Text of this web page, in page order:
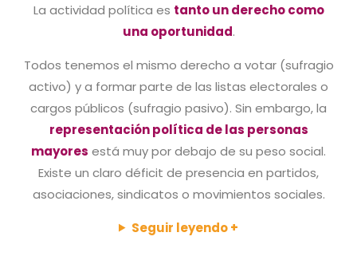
La actividad política es tanto un derecho como
una oportunidad.
Todos tenemos el mismo derecho a votar (sufragio
activo) y a formar parte de las listas electorales o
cargos públicos (sufragio pasivo). Sin embargo, la
representación política de las personas
mayores está muy por debajo de su peso social.
Existe un claro déficit de presencia en partidos,
asociaciones, sindicatos o movimientos sociales.
Seguir leyendo +